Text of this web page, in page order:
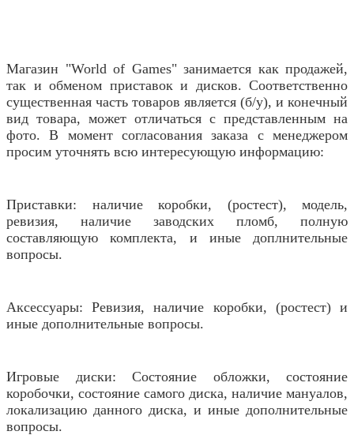
Магазин "World of Games" занимается как продажей,
так и обменом приставок и дисков. Соответственно
существенная часть товаров является (б/у), и конечный
вид товара, может отличаться с представленным на
фото. В момент согласования заказа с менеджером
просим уточнять всю интересующую информацию:
Приставки: наличие коробки, (ростест), модель,
ревизия, наличие заводских пломб, полную
составляющую комплекта, и иные доплнительные
вопросы.
Аксессуары: Ревизия, наличие коробки, (ростест) и
иные дополнительные вопросы.
Игровые диски: Состояние обложки, состояние
коробочки, состояние самого диска, наличие мануалов,
локализацию данного диска, и иные дополнительные
вопросы.